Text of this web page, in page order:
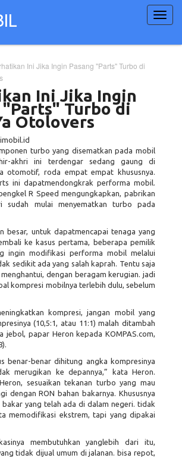
Ini Jika Ingin Pasang "Parts" Turbo di
Ini Jika Ingin
"Parts" Turbo di
Otolovers
turbo yang disematkan pada mobil
akhri ini terdengar sedang gaung di
otomotif, roda empat empat khususnya.
ini dapatmendongkrak performa mobil.
R Speed mengungkapkan, pabrikan
sudah mulai menyematkan turbo pada
besar, untuk dapatmencapai tenaga yang
ke kasus pertama, beberapa pemilik
ingin modifikasi performa mobil melalui
sedikit ada yang salah kaprah. Tentu saja
dengan beragam kerugian. jadi
kompresi mobilnya terlebih dulu, sebelum
kompresi, jangan mobil yang
(10,5:1, atau 11:1) malah ditambah
jebol, papar Heron kepada KOMPAS.com,
benar-benar dihitung angka kompresinya
merugikan ke depannya,” kata Heron.
sesuaikan tekanan turbo yang mau
dengan RON bahan bakarnya. Khususnya
bakar yang telah ada di dalam negeri. tidak
memodifikasi ekstrem, tapi yang dipakai
membutuhkan yanglebih dari itu,
tidak dijual umum di jalanan. bisa repot,